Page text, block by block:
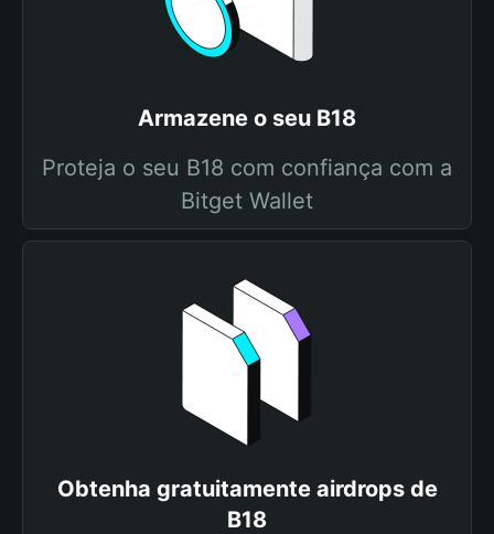
Armazene o seu B18
Proteja o seu B18 com confiança com a
Bitget Wallet
Obtenha gratuitamente airdrops de
B18